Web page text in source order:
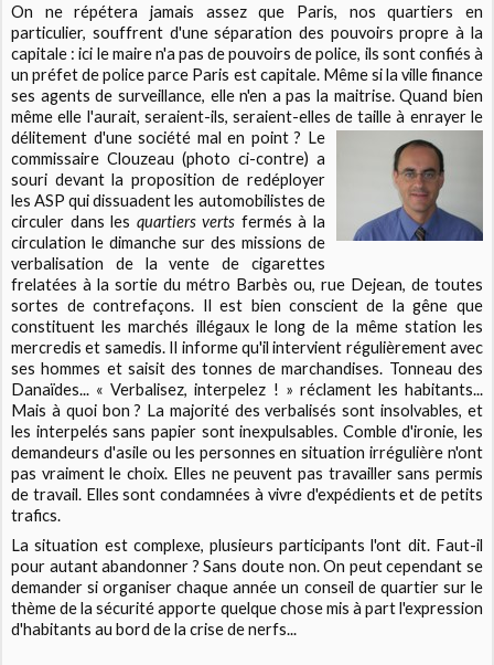
On ne répétera jamais assez que Paris, nos quartiers en
particulier, souffrent d'une séparation des pouvoirs propre à la
capitale : ici le maire n'a pas de pouvoirs de police, ils sont confiés à
un préfet de police parce Paris est capitale. Même si la ville finance
ses agents de surveillance, elle n'en a pas la maitrise. Quand bien
même elle l'aurait, seraient-ils, seraient-elles de taille à enrayer le
délitement d'une société mal en point ? Le
commissaire Clouzeau (photo ci-contre) a
souri devant la proposition de redéployer
les ASP qui dissuadent les automobilistes de
circuler dans les quartiers verts fermés à la
circulation le dimanche sur des missions de
verbalisation de la vente de cigarettes
frelatées à la sortie du métro Barbès ou, rue Dejean, de toutes
sortes de contrefaçons. Il est bien conscient de la gêne que
constituent les marchés illégaux le long de la même station les
mercredis et samedis. Il informe qu'il intervient régulièrement avec
ses hommes et saisit des tonnes de marchandises. Tonneau des
Danaïdes... « Verbalisez, interpelez ! » réclament les habitants...
Mais à quoi bon ? La majorité des verbalisés sont insolvables, et
les interpelés sans papier sont inexpulsables. Comble d'ironie, les
demandeurs d'asile ou les personnes en situation irrégulière n'ont
pas vraiment le choix. Elles ne peuvent pas travailler sans permis
de travail. Elles sont condamnées à vivre d'expédients et de petits
trafics.
La situation est complexe, plusieurs participants l'ont dit. Faut-il
pour autant abandonner ? Sans doute non. On peut cependant se
demander si organiser chaque année un conseil de quartier sur le
thème de la sécurité apporte quelque chose mis à part l'expression
d'habitants au bord de la crise de nerfs...